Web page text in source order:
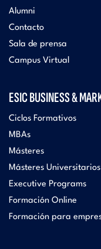
Alumni
Contacto
Sala de prensa
Campus Virtual
ESIC BUSINESS &
Ciclos Formativos
MBAs
Másteres
Másteres Universitarios
Executive Programs
Formación Online
Formación para